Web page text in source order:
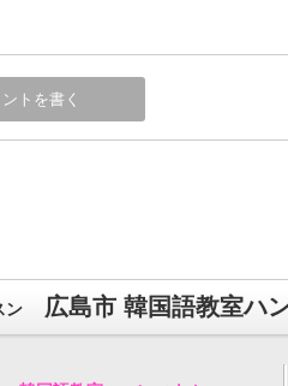
ン 広島市 韓国語教室ハ